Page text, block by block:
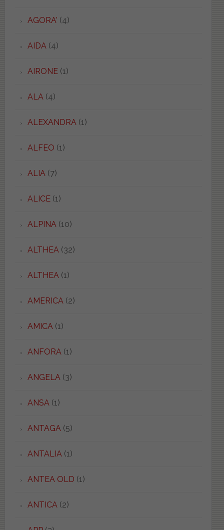
AGORA' (4)
AIDA (4)
AIRONE(1)
ALA (4)
ALEXANDRA (1)
ALFEO (1)
ALIA (7)
ALICE(1)
ALPINA (10)
ALTHEA (32)
ALTHEA (1)
AMERICA (2)
AMICA (1)
ANFORA (1)
ANGELA (3)
ANSA (1)
ANTAGA (5)
ANTALIA (1)
ANTEA OLD (1)
ANTICA (2)